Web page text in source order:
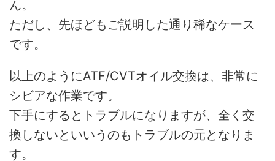
ん。
ただし、先ほどもご説明した通り稀なケース
です。
以上のようにATF/CVTオイル交換は、非常に
シビアな作業です。
下手にするとトラブルになりますが、全く交
換しないといいうのもトラブルの元となりま
す。